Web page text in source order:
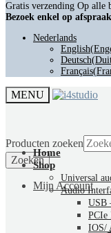
Gratis verzending Op alle
Bezoek enkel op
Nederlands
English(
Deutsch(
Français(
MENU
Producten zoeken
Zoeken
Mijn Account
Home
Shop
Universal
Audio
USB
PCIe
IOS/